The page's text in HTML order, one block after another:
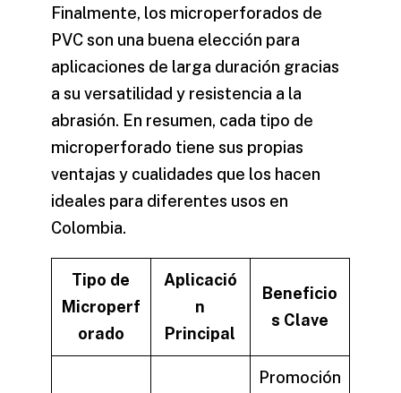
Finalmente, los microperforados de
PVC son una buena elección para
aplicaciones de larga duración gracias
a su versatilidad y resistencia a la
abrasión. En resumen, cada tipo de
microperforado tiene sus propias
ventajas y cualidades que los hacen
ideales para diferentes usos en
Colombia.
Tipo de
Microperf
orado
Aplicació
n
Principal
Beneficio
s Clave
Promoción